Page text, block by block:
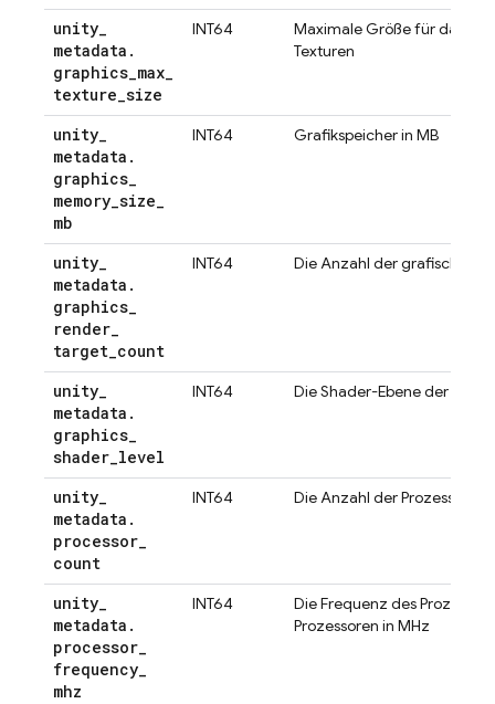
unity_
metadata .
graphics_max_
texture_size
INT64
Maximale Größe für das
Texturen
unity_
metadata .
graphics_
memory_size_
mb
INT64 Grafikspeicher in MB
unity_
metadata .
graphics_
render_
target_count
INT64 Die Anzahl der grafischen
unity_
metadata .
graphics_
shader_level
INT64 Die Shader-Ebene der
unity_
metadata .
processor_
count
INT64 Die Anzahl der Prozessoren
unity_
metadata .
processor_
frequency_
mhz
INT64
Die Frequenz des
Prozessoren in MHz